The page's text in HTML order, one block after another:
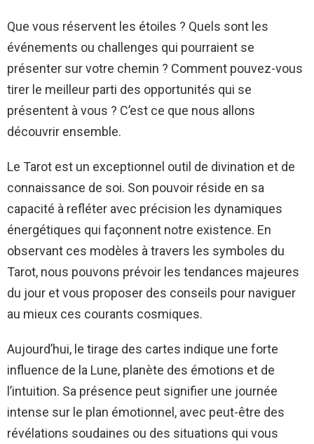
Que vous réservent les étoiles ? Quels sont les
événements ou challenges qui pourraient se
présenter sur votre chemin ? Comment pouvez-vous
tirer le meilleur parti des opportunités qui se
présentent à vous ? C’est ce que nous allons
découvrir ensemble.
Le Tarot est un exceptionnel outil de divination et de
connaissance de soi. Son pouvoir réside en sa
capacité à refléter avec précision les dynamiques
énergétiques qui façonnent notre existence. En
observant ces modèles à travers les symboles du
Tarot, nous pouvons prévoir les tendances majeures
du jour et vous proposer des conseils pour naviguer
au mieux ces courants cosmiques.
Aujourd’hui, le tirage des cartes indique une forte
influence de la Lune, planète des émotions et de
l’intuition. Sa présence peut signifier une journée
intense sur le plan émotionnel, avec peut-être des
révélations soudaines ou des situations qui vous